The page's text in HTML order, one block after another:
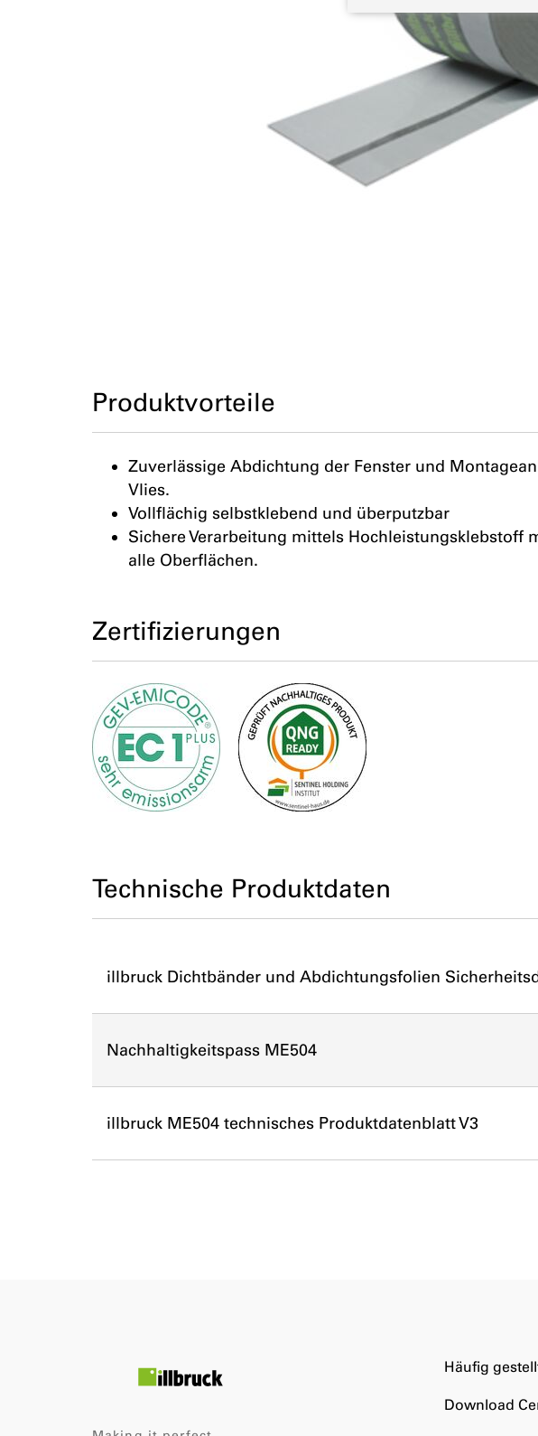
Produktvorteile
Zuverlässige Abdichtung der Fenster und
Vlies.
Vollflächig selbstklebend und überputzbar
Sichere Verarbeitung mittels Hochleistungsklebstoff
alle Oberflächen.
Zertifizierungen
Technische Produktdaten
illbruck Dichtbänder und Abdichtungsfolien
Nachhaltigkeitspass ME504
illbruck ME504 technisches Produktdatenblatt V3
Häufig
Download